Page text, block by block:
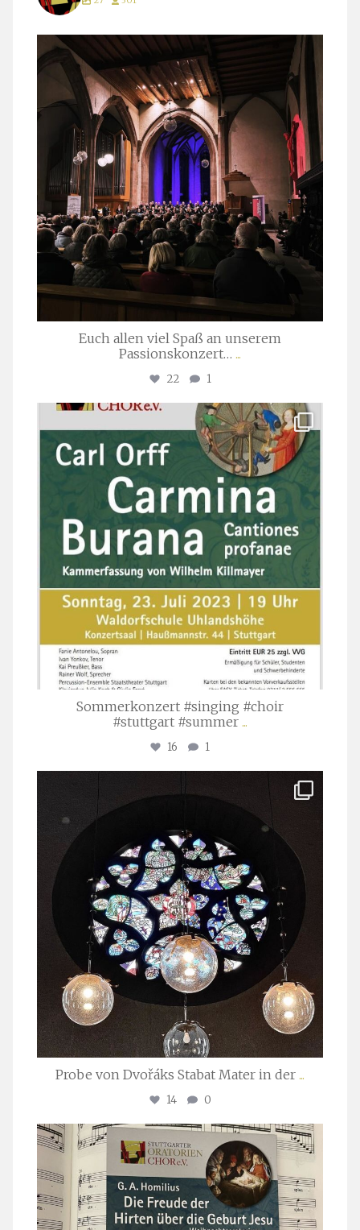
stuttgarter_oratorienchor
März 24
Euch allen viel Spaß an unserem
Passionskonzert… ...
22 1
stuttgarter_oratorienchor
Juli 22
Sommerkonzert #singing #choir
#stuttgart #summer ...
16 1
Apr. 1
Probe von Dvořáks Stabat Mater in der ...
14 0
stuttgarter_oratorienchor
Nov. 29